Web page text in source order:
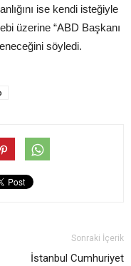
ise kendi isteğiyle
üzerine “ABD Başkanı
söyledi.
Sonraki İçerik
İstanbul Cumhuriyet